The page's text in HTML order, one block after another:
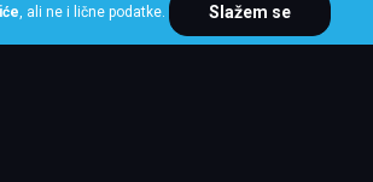
, ali ne i lične podatke. Slažem se